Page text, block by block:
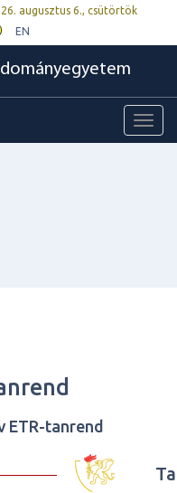
augusztus 6., csütörtök
EN
ETR-tanrend